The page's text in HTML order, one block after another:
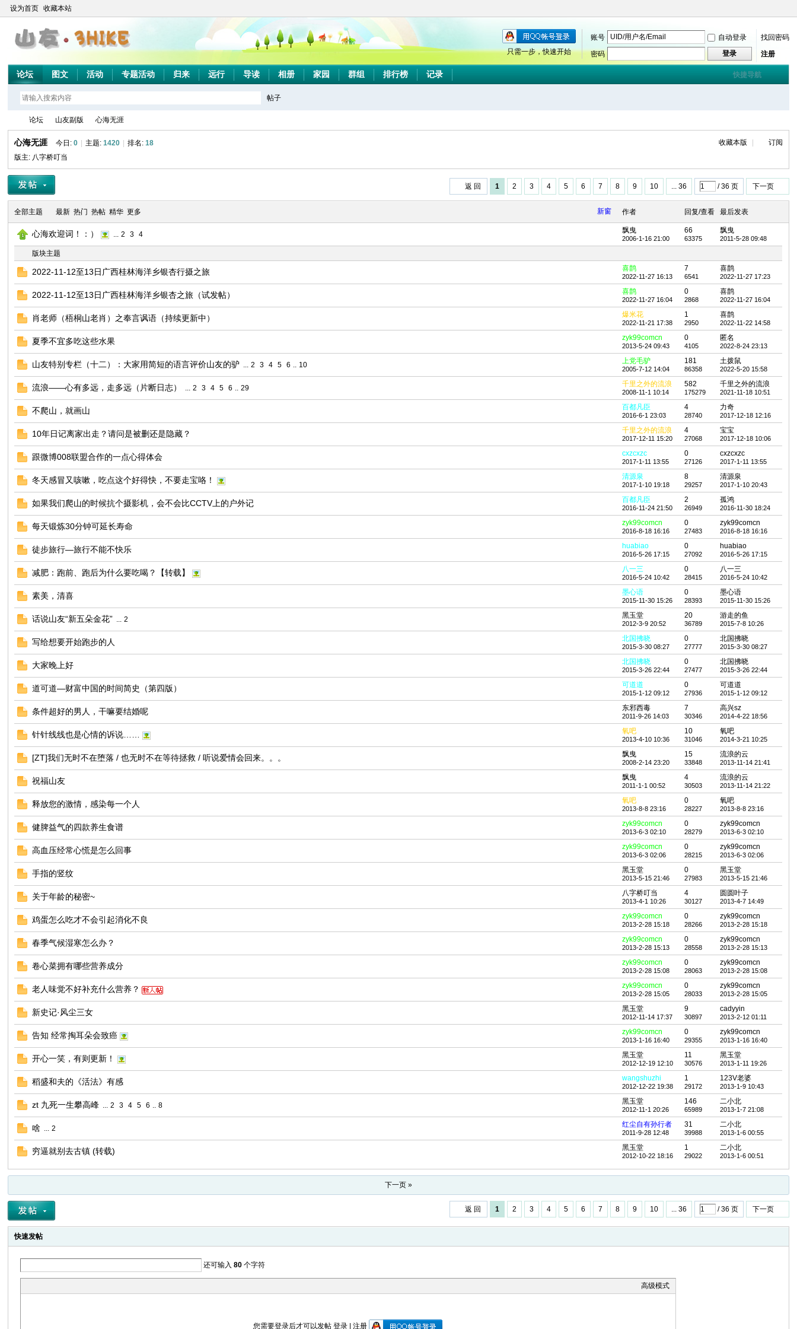
设为首页 收藏本站
账号 自动登录
找回密码
密码
登录 注册
只需一步，快速开始
快捷导航
论坛 图文 活动 专题活动 归来 远行 导读 相册 家园 群组 排行榜 记录
帖子
山 »
论坛
›
山友副版
›
心海无涯
收藏本版 订阅
心海无涯 今日:0 主题:1420 排名:18
版主: 八字桥叮当
1 2 3 4 5 6 7 8 9 10 ... 36 / 36 页 下一页
返 回
新窗
全部主题 最新 热门 热帖 精华 更多 作者 回复/查看 最后发表
心海欢迎词！：） ... 2 3 4 飘曳
2006-1-16 21:00
66
63375
飘曳
2011-5-28 09:48
版块主题
2022-11-12至13日广西桂林海洋乡银杏行摄之旅 喜鹊
2022-11-27 16:13
7
6541
喜鹊
2022-11-27 17:23
2022-11-12至13日广西桂林海洋乡银杏之旅（试发帖） 喜鹊
2022-11-27 16:04
0
2868
喜鹊
2022-11-27 16:04
肖老师（梧桐山老肖）之奉言讽语（持续更新中） 爆米花
2022-11-21 17:38
1
2950
喜鹊
2022-11-22 14:58
夏季不宜多吃这些水果 zyk99comcn
2013-5-24 09:43
0
4105
匿名
2022-8-24 23:13
山友特别专栏（十二）：大家用简短的语言评价山友的驴 ... 2 3 4 5 6 .. 10 上党毛驴
2005-7-12 14:04
181
86358
土拨鼠
2022-5-20 15:58
流浪——心有多远，走多远（片断日志） ... 2 3 4 5 6 .. 29 千里之外的流浪
2008-11-1 10:14
582
175279
千里之外的流浪
2021-11-18 10:51
不爬山，就画山 百都凡臣
2016-6-1 23:03
4
28740
力奇
2017-12-18 12:16
10年日记离家出走？请问是被删还是隐藏？ 千里之外的流浪
2017-12-11 15:20
4
27068
宝宝
2017-12-18 10:06
跟微博008联盟合作的一点心得体会 cxzcxzc
2017-1-11 13:55
0
27126
cxzcxzc
2017-1-11 13:55
冬天感冒又咳嗽，吃点这个好得快，不要走宝咯！ 清源泉
2017-1-10 19:18
8
29257
清源泉
2017-1-10 20:43
如果我们爬山的时候抗个摄影机，会不会比CCTV上的户外记 百都凡臣
2016-11-24 21:50
2
26949
孤鸿
2016-11-30 18:24
每天锻炼30分钟可延长寿命 zyk99comcn
2016-8-18 16:16
0
27483
zyk99comcn
2016-8-18 16:16
徒步旅行—旅行不能不快乐 huabiao
2016-5-26 17:15
0
27092
huabiao
2016-5-26 17:15
减肥：跑前、跑后为什么要吃喝？【转载】 八一三
2016-5-24 10:42
0
28415
八一三
2016-5-24 10:42
素美，清喜 墨心语
2015-11-30 15:26
0
28393
墨心语
2015-11-30 15:26
话说山友“新五朵金花” ... 2 黑玉堂
2012-3-9 20:52
20
36789
游走的鱼
2015-7-8 10:26
写给想要开始跑步的人 北国拂晓
2015-3-30 08:27
0
27777
北国拂晓
2015-3-30 08:27
大家晚上好 北国拂晓
2015-3-26 22:44
0
27477
北国拂晓
2015-3-26 22:44
道可道—财富中国的时间简史（第四版） 可道道
2015-1-12 09:12
0
27936
可道道
2015-1-12 09:12
条件超好的男人，干嘛要结婚呢 东邪西毒
2011-9-26 14:03
7
30346
高兴sz
2014-4-22 18:56
针针线线也是心情的诉说…… 氧吧
2013-4-10 10:36
10
31046
氧吧
2014-3-21 10:25
[ZT]我们无时不在堕落 / 也无时不在等待拯救 / 听说爱情会回来。。。 飘曳
2008-2-14 23:20
15
33848
流浪的云
2013-11-14 21:41
祝福山友 飘曳
2011-1-1 00:52
4
30503
流浪的云
2013-11-14 21:22
释放您的激情，感染每一个人 氧吧
2013-8-8 23:16
0
28227
氧吧
2013-8-8 23:16
健脾益气的四款养生食谱 zyk99comcn
2013-6-3 02:10
0
28279
zyk99comcn
2013-6-3 02:10
高血压经常心慌是怎么回事 zyk99comcn
2013-6-3 02:06
0
28215
zyk99comcn
2013-6-3 02:06
手指的竖纹 黑玉堂
2013-5-15 21:46
0
27983
黑玉堂
2013-5-15 21:46
关于年龄的秘密~ 八字桥叮当
2013-4-1 10:26
4
30127
圆圆叶子
2013-4-7 14:49
鸡蛋怎么吃才不会引起消化不良 zyk99comcn
2013-2-28 15:18
0
28266
zyk99comcn
2013-2-28 15:18
春季气候湿寒怎么办？ zyk99comcn
2013-2-28 15:13
0
28558
zyk99comcn
2013-2-28 15:13
卷心菜拥有哪些营养成分 zyk99comcn
2013-2-28 15:08
0
28063
zyk99comcn
2013-2-28 15:08
老人味觉不好补充什么营养？ zyk99comcn
2013-2-28 15:05
0
28033
zyk99comcn
2013-2-28 15:05
新史记·风尘三女 黑玉堂
2012-11-14 17:37
9
30897
cadyyin
2013-2-12 01:11
告知 经常掏耳朵会致癌 zyk99comcn
2013-1-16 16:40
0
29355
zyk99comcn
2013-1-16 16:40
开心一笑，有则更新！ 黑玉堂
2012-12-19 12:10
11
30576
黑玉堂
2013-1-11 19:26
稻盛和夫的《活法》有感 wangshuzhi
2012-12-22 19:38
1
29172
123V老婆
2013-1-9 10:43
zt 九死一生攀高峰 ... 2 3 4 5 6 .. 8 黑玉堂
2012-11-1 20:26
146
65989
二小北
2013-1-7 21:08
啥 ... 2 红尘自有孙行者
2011-9-28 12:48
31
39988
二小北
2013-1-6 00:55
穷逼就别去古镇 (转载) 黑玉堂
2012-10-22 18:16
1
29022
二小北
2013-1-6 00:51
下一页 »
1 2 3 4 5 6 7 8 9 10 ... 36 / 36 页 下一页
返 回
快速发帖
还可输入80 个字符
高级模式
您需要登录后才可以发帖登录 |注册